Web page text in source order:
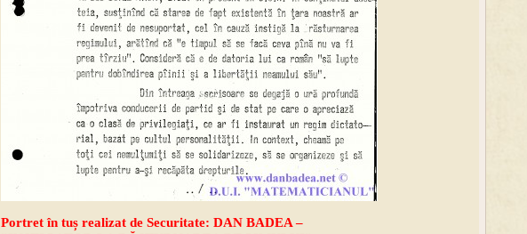
Portret în tuș realizat de Securitate: DAN BADEA –